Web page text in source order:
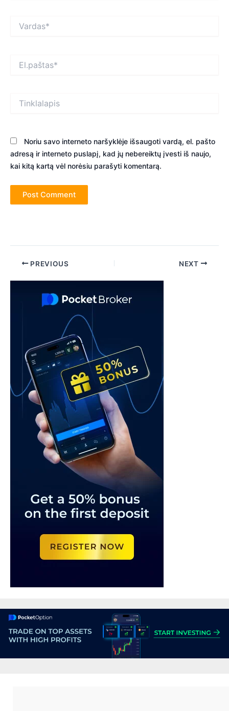
Noriu savo interneto naršyklėje išsaugoti vardą, el. pašto
adresą ir interneto puslapį, kad jų nebereiktų įvesti iš naujo,
kai kitą kartą vėl norėsiu parašyti komentarą.
Post PREVIOUS NEXT